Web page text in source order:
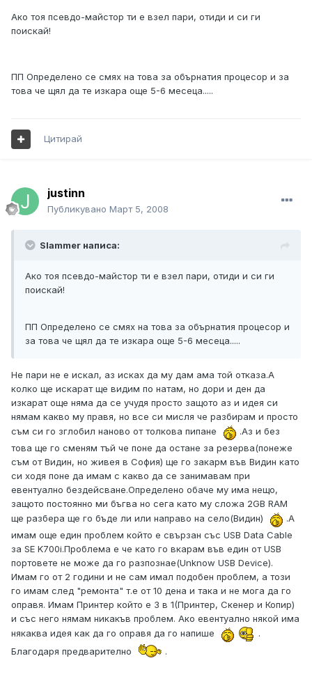
Ако тоя псевдо-майстор ти е взел пари, отиди и си ги
поискай!
ПП Определено се смях на това за обърнатия процесор и за
това че щял да те изкара още 5-6 месеца.....
Цитирай
justinn
Публикувано Март 5, 2008
Slammer написа:
Ако тоя псевдо-майстор ти е взел пари, отиди и си ги
поискай!
ПП Определено се смях на това за обърнатия процесор и
за това че щял да те изкара още 5-6 месеца.....
Не пари не е искал, аз исках да му дам ама той отказа.А
колко ще искарат ще видим по натам, но дори и ден да
изкарат още няма да се учудя просто защото аз и идея си
нямам какво му правя, но все си мисля че разбирам и просто
съм си го зглобил наново от толкова пипане
.Аз и без
това ще го сменям тъй че поне да остане за резерва(понеже
съм от Видин, но живея в София) ще го закарм във Видин като
си ходя поне да имам с какво да се занимавам при
евентуално бездейсване.Определено обаче му има нещо,
защото постоянно ми бъгва но сега като му сложа 2GB RAM
ще разбера ще го бъде ли или направо на село(Видин)
.А
имам още един проблем който е свързан със USB Data Cable
за SE K700i.Проблема е че като го вкарам във един от USB
портовете не може да го разпознае(Unknow USB Device).
Имам го от 2 години и не сам имал подобен проблем, а този
го имам след "ремонта" т.е от 10 дена и така и не мога да го
оправя. Имам Принтер който е 3 в 1(Принтер, Скенер и Копир)
и със него нямам никакъв проблем. Ако евентуално някой има
някаква идея как да го оправя да го напише
.
Благодаря предварително
.